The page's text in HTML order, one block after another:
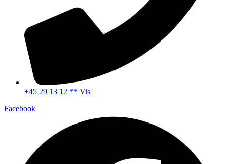
+45 29 13 12 ** Vis
Facebook